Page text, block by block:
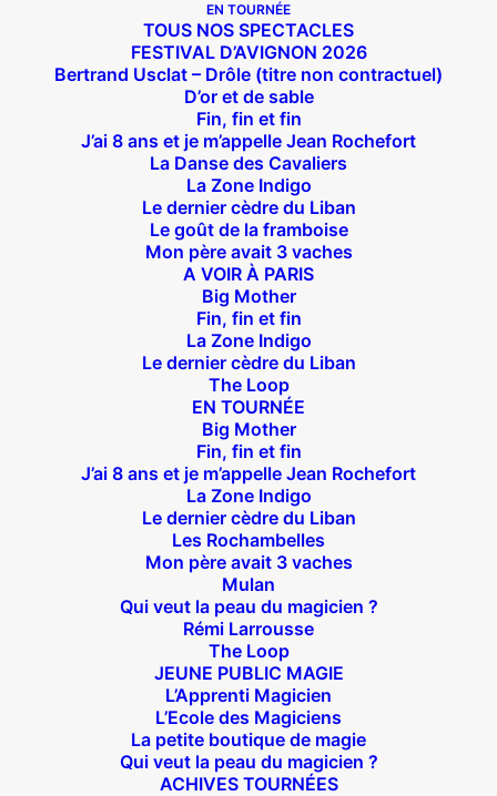
EN TOURNÉE
TOUS NOS SPECTACLES
FESTIVAL D’AVIGNON 2026
Bertrand Usclat – Drôle (titre non contractuel)
D’or et de sable
Fin, fin et fin
J’ai 8 ans et je m’appelle Jean Rochefort
La Danse des Cavaliers
La Zone Indigo
Le dernier cèdre du Liban
Le goût de la framboise
Mon père avait 3 vaches
A VOIR À PARIS
Big Mother
Fin, fin et fin
La Zone Indigo
Le dernier cèdre du Liban
The Loop
EN TOURNÉE
Big Mother
Fin, fin et fin
J’ai 8 ans et je m’appelle Jean Rochefort
La Zone Indigo
Le dernier cèdre du Liban
Les Rochambelles
Mon père avait 3 vaches
Mulan
Qui veut la peau du magicien ?
Rémi Larrousse
The Loop
JEUNE PUBLIC MAGIE
L’Apprenti Magicien
L’Ecole des Magiciens
La petite boutique de magie
Qui veut la peau du magicien ?
ACHIVES TOURNÉES
Suivez nous !
Théâtre des Béliers Parisiens
14 bis rue Sainte Isaure 75018 Paris
Joffrin / Simplon – Loc :01 42 62 35 00